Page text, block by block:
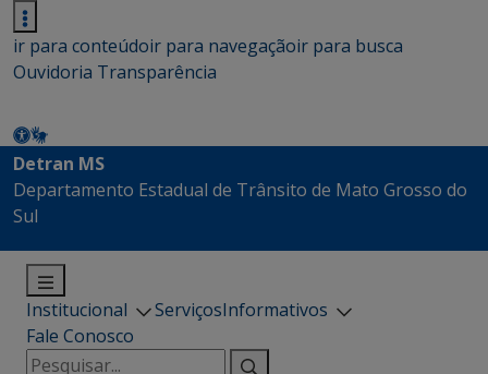
ir para conteúdoir para navegaçãoir para busca
Ouvidoria Transparência
Detran MS
Departamento Estadual de Trânsito de Mato Grosso do
Sul
Institucional ServiçosInformativos
Fale Conosco
Pesquisar